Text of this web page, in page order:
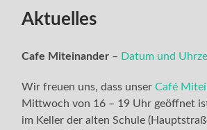
Aktuelles
Cafe Miteinander – Datum und
Wir freuen uns, dass unserCafé
Mittwoch von 16 – 19 Uhr geöffnet
im Keller der alten Schule